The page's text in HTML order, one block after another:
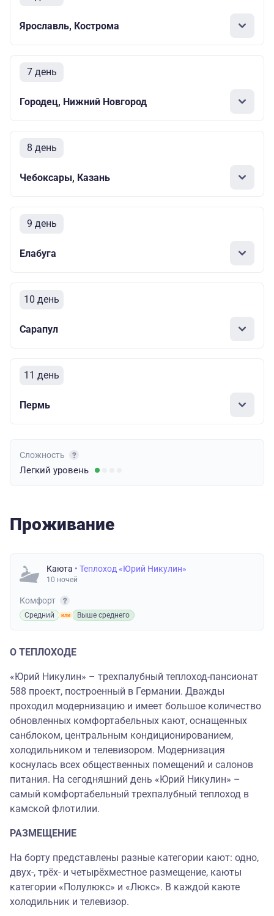
Ярославль, Кострома
7 день
Городец, Нижний Новгород
8 день
Чебоксары, Казань
9 день
Елабуга
10 день
Сарапул
11 день
Пермь
Сложность
Легкий уровень
Проживание
Каюта • Теплоход «Юрий Никулин»
10 ночей
Комфорт
Средний Выше среднего
О ТЕПЛОХОДЕ
«Юрий Никулин» – трехпалубный теплоход-пансионат
588 проект, построенный в Германии. Дважды
проходил модернизацию и имеет большое количество
обновленных комфортабельных кают, оснащенных
санблоком, центральным кондиционированием,
холодильником и телевизором. Модернизация
коснулась всех общественных помещений и салонов
питания. На сегодняшний день «Юрий Никулин» –
самый комфортабельный трехпалубный теплоход в
камской флотилии.
РАЗМЕЩЕНИЕ
На борту представлены разные категории кают: одно,
двух-, трёх- и четырёхместное размещение, каюты
категории «Полулюкс» и «Люкс». В каждой каюте
холодильник и телевизор.